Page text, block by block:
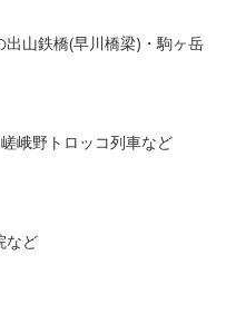
山鉄橋(早川橋梁)・駒ヶ岳
峨野トロッコ列車など
など